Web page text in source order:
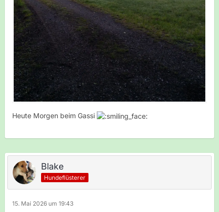
Heute Morgen beim Gassi
Blake
Hundeflüsterer
15. Mai 2026 um 19:43